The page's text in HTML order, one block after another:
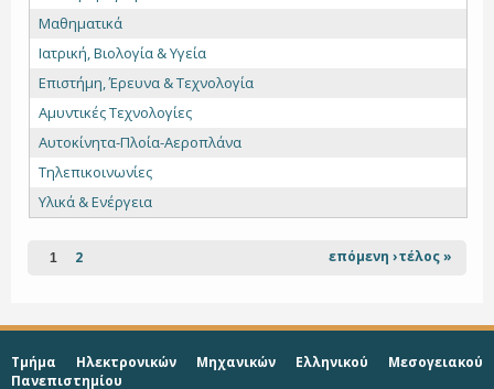
Μαθηματικά
Ιατρική, Βιολογία & Υγεία
Επιστήμη, Έρευνα & Τεχνολογία
Αμυντικές Τεχνολογίες
Αυτοκίνητα-Πλοία-Αεροπλάνα
Τηλεπικοινωνίες
Υλικά & Ενέργεια
Σελίδες
1 2 επόμενη ›τέλος »
Τμήμα Ηλεκτρονικών Μηχανικών Ελληνικού Μεσογειακού
Πανεπιστημίου